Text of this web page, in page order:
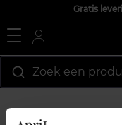
Gratis
Zoek een